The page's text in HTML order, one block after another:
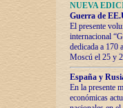
NUEVA
Guerra de
El presente
internacional
dedicada a 170
Moscú el 25 y
España y
En la presente
económicas